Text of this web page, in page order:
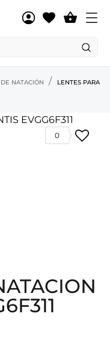

NATACIÓN
LENTES PARA
0